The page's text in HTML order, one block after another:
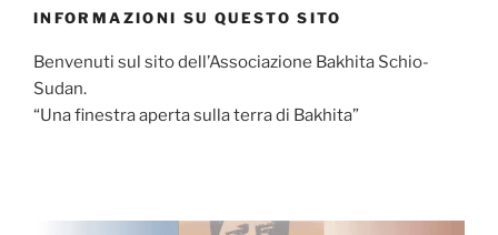
INFORMAZIONI SU QUESTO SITO
Benvenuti sul sito dell’Associazione Bakhita Schio-
Sudan.
“Una finestra aperta sulla terra di Bakhita”